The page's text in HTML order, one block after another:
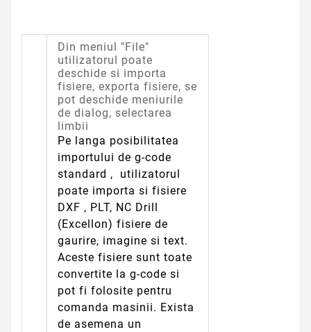
Din meniul "File"
utilizatorul poate
deschide si importa
fisiere, exporta fisiere, se
pot deschide meniurile
de dialog, selectarea
limbii
Pe langa posibilitatea
importului de g-code
standard , utilizatorul
poate importa si fisiere
DXF , PLT, NC Drill
(Excellon) fisiere de
gaurire, imagine si text.
Aceste fisiere sunt toate
convertite la g-code si
pot fi folosite pentru
comanda masinii. Exista
de asemena un